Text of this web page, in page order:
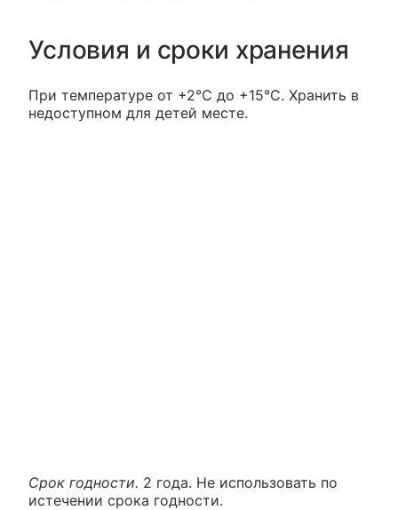
Условия и сроки хранения
При температуре от +2°С до +15°С. Хранить в
недоступном для детей месте.
Срок годности. 2 года. Не использовать по
истечении срока годности.